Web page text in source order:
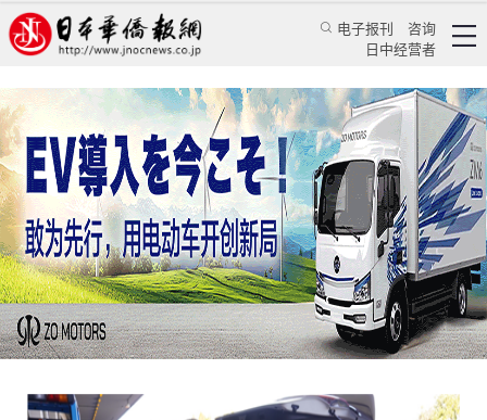
电子报刊
咨询
日中经营者
华人社长心系中国同胞 集全公司之力捐赠抗疫物
资
乔聚 华人新闻 文化风采
日本新华侨报 2020/2/12 13:34:06